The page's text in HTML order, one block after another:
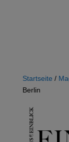
Startseite /
Berlin